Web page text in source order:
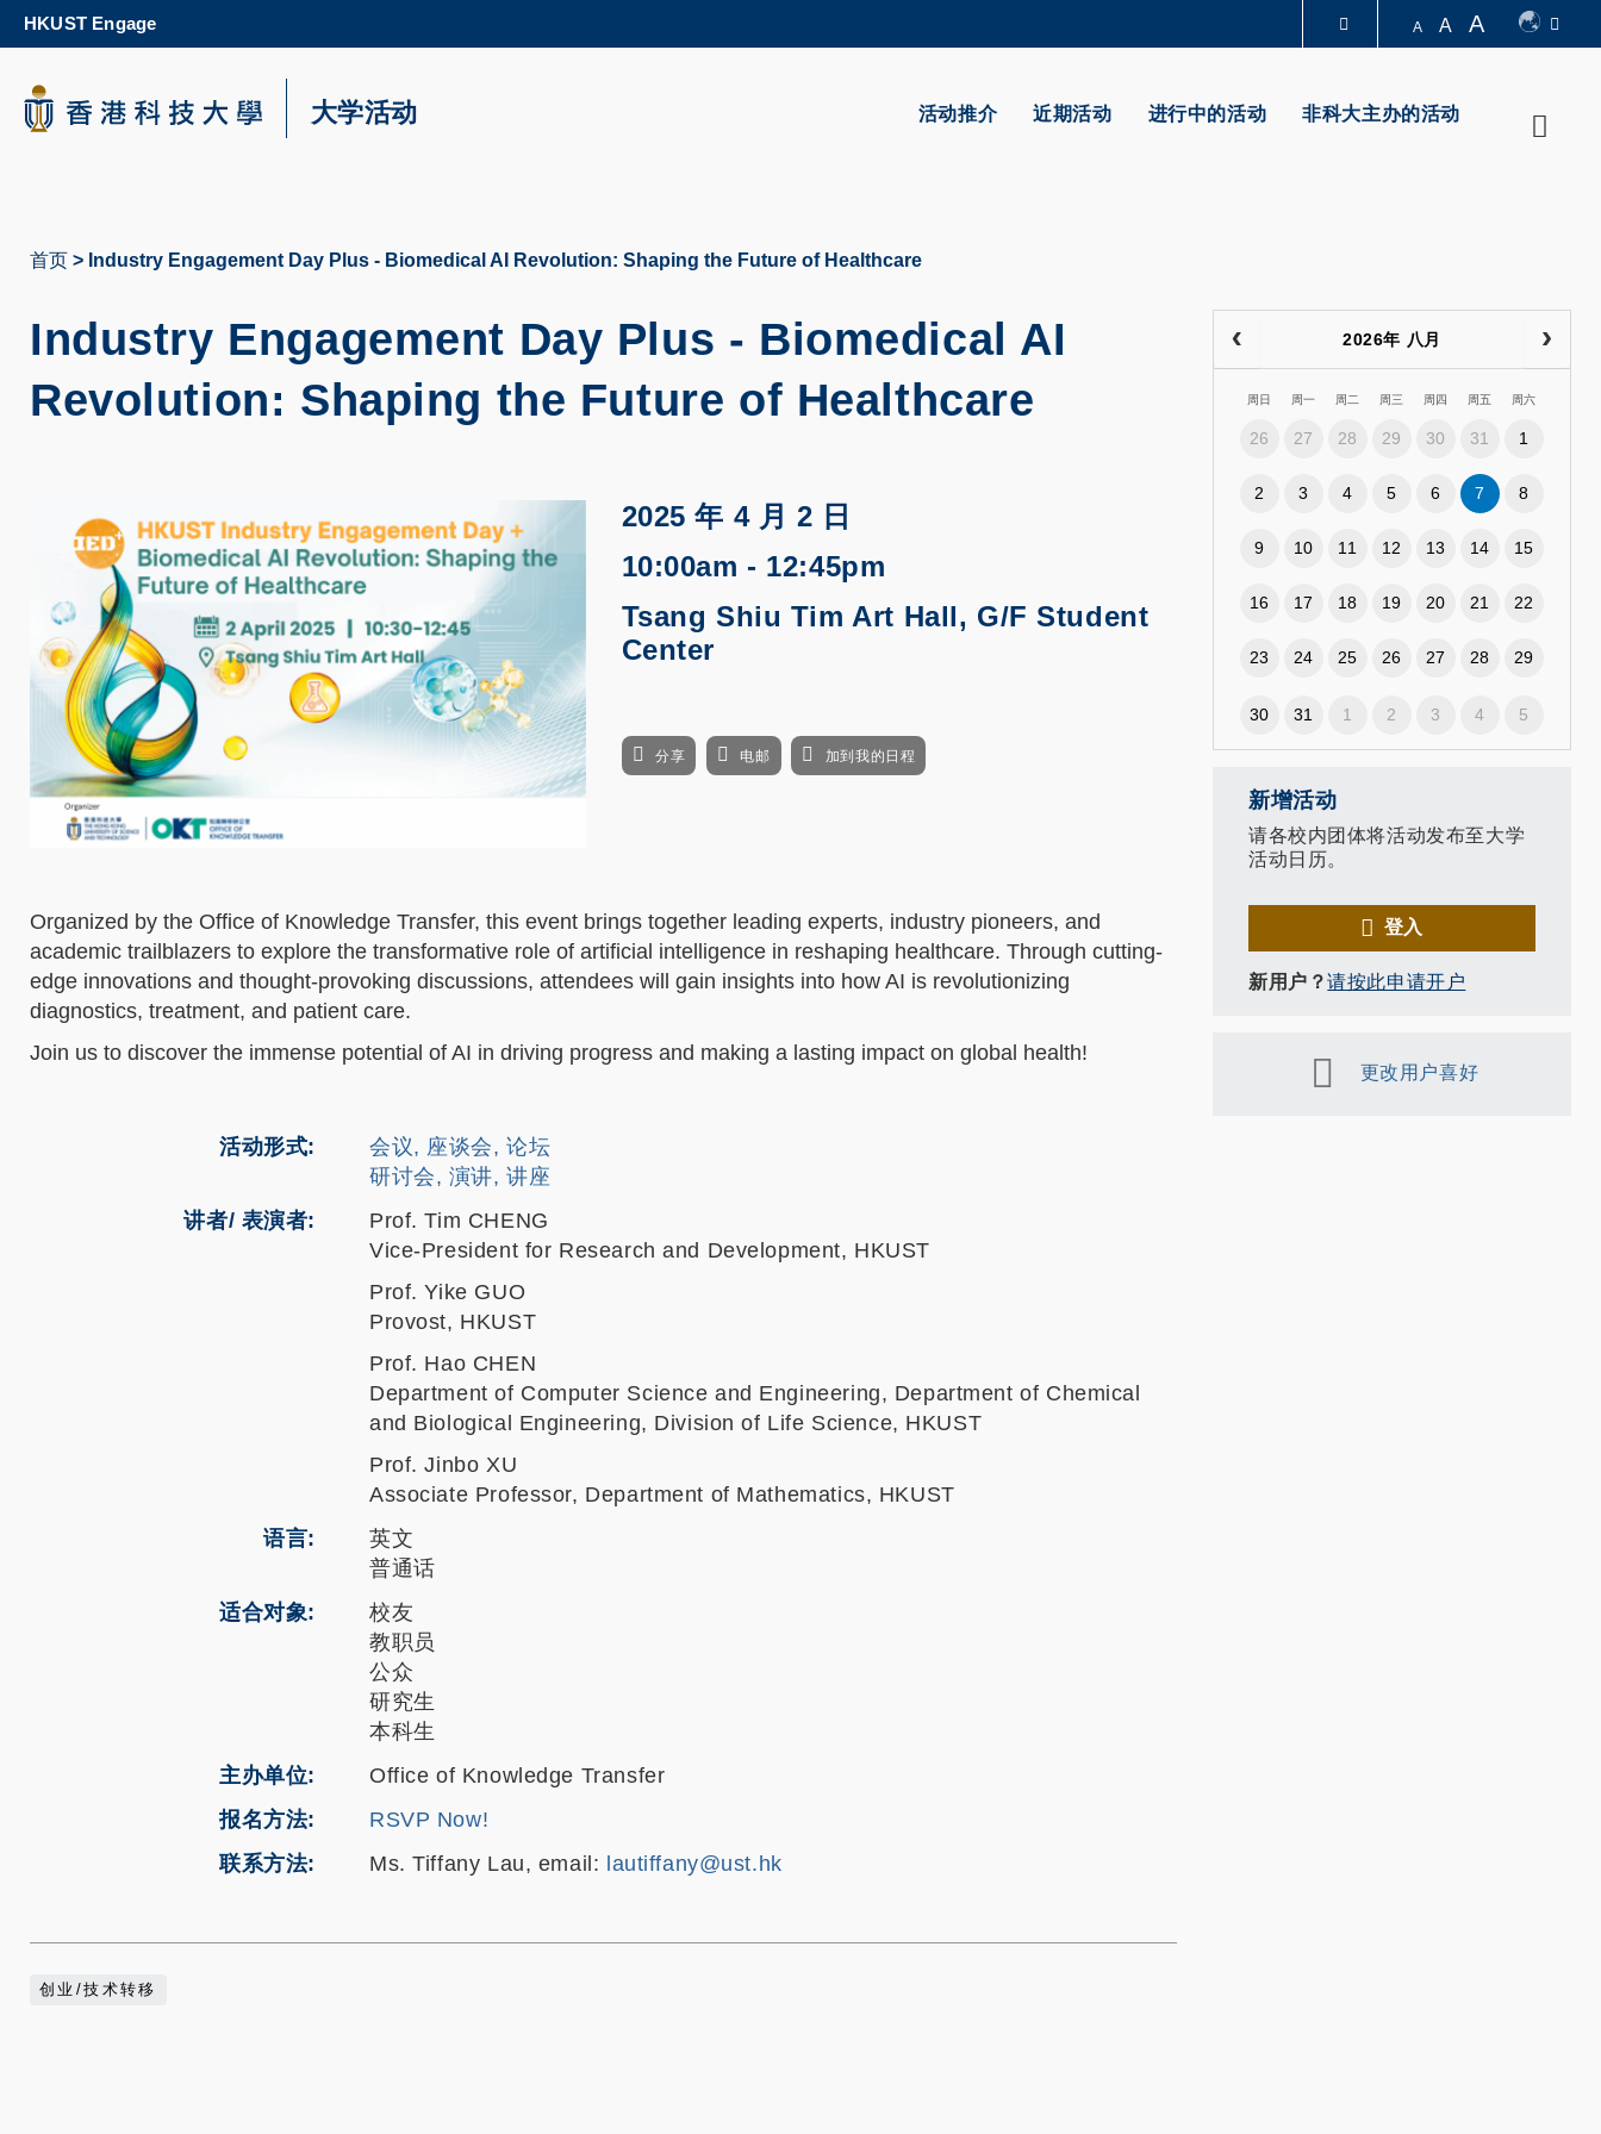
content
更多科大概览
科大新闻 生活@科大 图书馆
HKUST Engage A A A
活动推介 近期活动 进行中的活动 非科大主办的活动
大学活动
包
首页 Industry Engagement Day Plus - Biomedical AI Revolution: Shaping the Future of Healthcare
Industry Engagement Day Plus - Biomedical AI
Revolution: Shaping the Future of Healthcare
2025 年 4 月 2 日
10:00am - 12:45pm
Tsang Shiu Tim Art Hall, G/F Student
Center
分享 电邮 加到我的日程
Organized by the Office of Knowledge Transfer, this event brings together leading experts, industry pioneers, and
academic trailblazers to explore the transformative role of artificial intelligence in reshaping healthcare. Through cutting-
edge innovations and thought-provoking discussions, attendees will gain insights into how AI is revolutionizing
diagnostics, treatment, and patient care.
Join us to discover the immense potential of AI in driving progress and making a lasting impact on global health!
活动形式
会议, 座谈会, 论坛
研讨会, 演讲, 讲座
讲者/ 表演者:
Prof. Tim CHENG
Vice-President for Research and Development, HKUST
Prof. Yike GUO
Provost, HKUST
Prof. Hao CHEN
Department of Computer Science and Engineering, Department of Chemical
and Biological Engineering, Division of Life Science, HKUST
Prof. Jinbo XU
Associate Professor, Department of Mathematics, HKUST
语言
英文
普通话
适合对象
校友
教职员
公众
研究生
本科生
主办单位
Office of Knowledge Transfer
报名方法
RSVP Now!
联系方法
Ms. Tiffany Lau, email: lautiffany@ust.hk
创业/技术转移
2026年 八月
周日 周一 周二 周三 周四 周五 周六
26 27 28 29 30 31 1
2 3 4 5 6 7 8
9 10 11 12 13 14 15
16 17 18 19 20 21 22
23 24 25 26 27 28 29
30 31 1 2 3 4 5
新增活动
请各校内团体将活动发布至大学
活动日历。
登入
新用户？请按此申请开户
更改用户喜好